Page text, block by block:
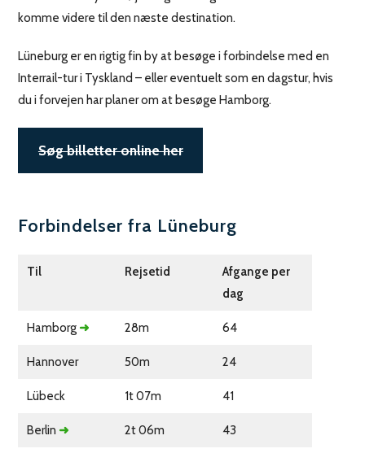
komme videre til den næste destination.
Lüneburg er en rigtig fin by at besøge i forbindelse med en
Interrail-tur i Tyskland – eller eventuelt som en dagstur, hvis
du i forvejen har planer om at besøge Hamborg.
Søg billetter online her
Forbindelser fra Lüneburg
Til Rejsetid
Afgange per
dag
Hamborg ➜ 28m 64
Hannover 50m 24
Lübeck 1t 07m 41
Berlin ➜ 2t 06m 43